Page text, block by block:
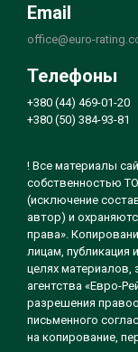
Email
office@euro-
Телефоны
+380 (44) 469-01-20
+380 (50) 384-93-81
! Все материалы
собственностью
(исключение
автор) и
права».
лицам, публикация
целях материалов,
агентства «Евро-
разрешения
письменного
на копирование,